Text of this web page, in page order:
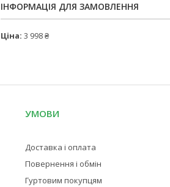
ІНФОРМАЦІЯ ДЛЯ ЗАМОВЛЕННЯ
Ціна: 3 998 ₴
УМОВИ
Доставка і оплата
Повернення і обмін
Гуртовим покупцям